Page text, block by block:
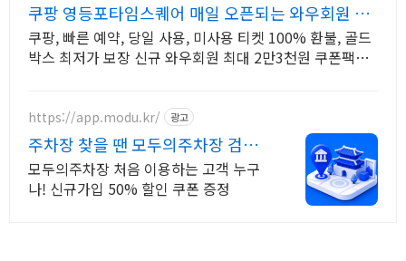
쿠팡 영등포타임스퀘어 매일 오픈되는 와우회원 특
가
쿠팡, 빠른 예약, 당일 사용, 미사용 티켓 100% 환불, 골드
박스 최저가 보장 신규 와우회원 최대 2만3천원 쿠폰팩
https://app.modu.kr/ 광고
주차장 찾을 땐 모두의주차장 검색
부터 결제까지 한번에!
모두의주차장 처음 이용하는 고객 누구
나! 신규가입 50% 할인 쿠폰 증정